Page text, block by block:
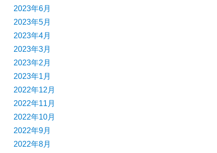
2023年6月
2023年5月
2023年4月
2023年3月
2023年2月
2023年1月
2022年12月
2022年11月
2022年10月
2022年9月
2022年8月